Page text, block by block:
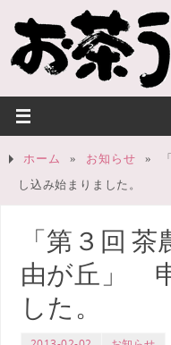
ホーム » お知らせ »
し込み始まりました。
「第３回
由が丘」
した。